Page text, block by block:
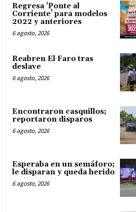
Regresa ‘Ponte al
Corriente’ para modelos
2022 y anteriores
6 agosto, 2026
Reabren El Faro tras
deslave
6 agosto, 2026
Encontraron casquillos;
reportaron disparos
6 agosto, 2026
Esperaba en un semáforo;
le disparan y queda herido
6 agosto, 2026